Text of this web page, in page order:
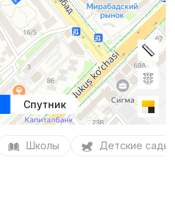
Спутник
Школы Детские сады